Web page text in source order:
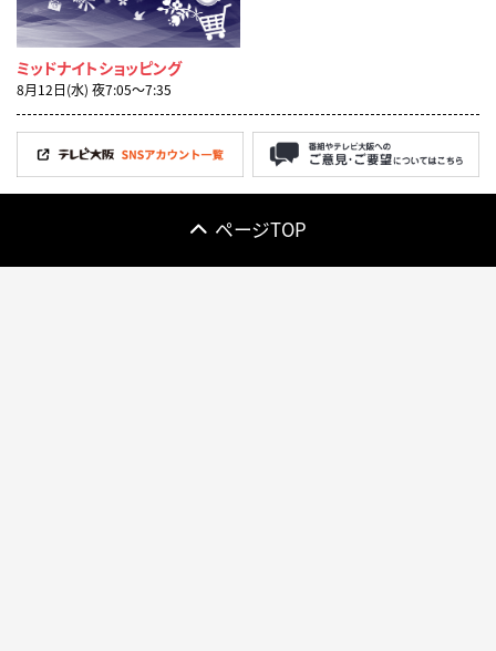
ミッドナイトショッピング
8月12日(水) 夜7:05〜7:35
ページTOP